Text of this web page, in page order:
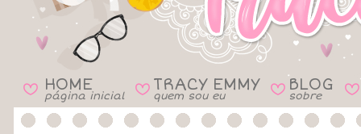
B HOME
página inicial B TRACY EMMY
quem sou eu B BLOG
sobre B